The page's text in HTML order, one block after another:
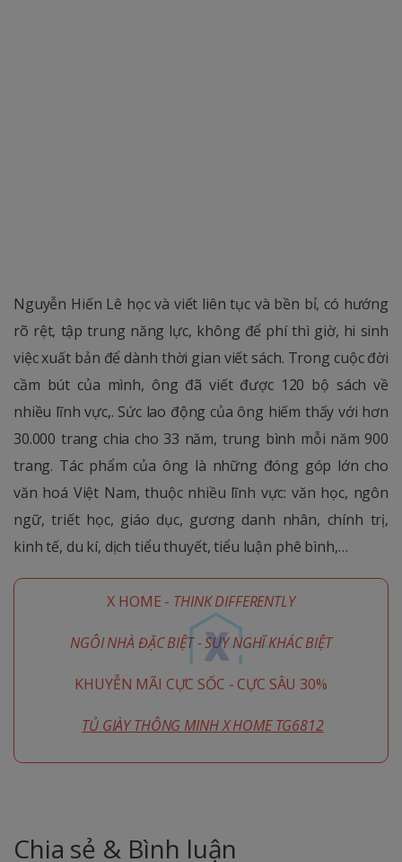
Nguyễn Hiến Lê học và viết liên tục và bền bỉ, có hướng
rõ rệt, tập trung năng lực, không để phí thì giờ, hi sinh
việc xuất bản để dành thời gian viết sách. Trong cuộc đời
cầm bút của mình, ông đã viết được 120 bộ sách về
nhiều lĩnh vực,. Sức lao động của ông hiếm thấy với hơn
30.000 trang chia cho 33 năm, trung bình mỗi năm 900
trang. Tác phẩm của ông là những đóng góp lớn cho
văn hoá Việt Nam, thuộc nhiều lĩnh vực: văn học, ngôn
ngữ, triết học, giáo dục, gương danh nhân, chính trị,
kinh tế, du kí, dịch tiểu thuyết, tiểu luận phê bình,…
X HOME - THINK DIFFERENTLY
NGÔI NHÀ ĐẶC BIỆT - SUY NGHĨ KHÁC BIỆT
KHUYỄN MÃI CỰC SỐC - CỰC SÂU 30%
TỦ GIÀY THÔNG MINH X HOME TG6812
Chia sẻ & Bình luận